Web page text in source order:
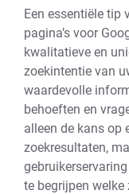
Een essentiële tip
pagina’s voor
kwalitatieve en
zoekintentie van
waardevolle
behoeften en
alleen de kans op
zoekresultaten,
te begrijpen welke